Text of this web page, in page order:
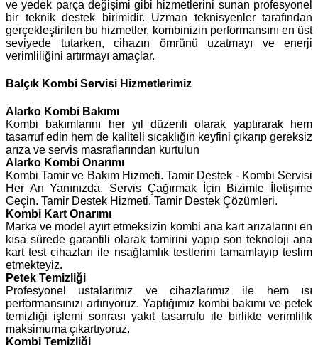
ve yedek parça değişimi gibi hizmetlerini sunan profesyonel
bir teknik destek birimidir. Uzman teknisyenler tarafından
gerçekleştirilen bu hizmetler, kombinizin performansını en üst
seviyede tutarken, cihazın ömrünü uzatmayı ve enerji
verimliliğini artırmayı amaçlar.
Balçık Kombi Servisi Hizmetlerimiz
Alarko Kombi Bakımı
Kombi bakımlarını her yıl düzenli olarak yaptırarak hem
tasarruf edin hem de kaliteli sıcaklığın keyfini çıkarıp gereksiz
arıza ve servis masraflarından kurtulun
Alarko Kombi Onarımı
Kombi Tamir ve Bakım Hizmeti. Tamir Destek - Kombi Servisi
Her An Yanınızda. Servis Çağırmak İçin Bizimle İletişime
Geçin. Tamir Destek Hizmeti. Tamir Destek Çözümleri.
Kombi Kart Onarımı
Marka ve model ayırt etmeksizin kombi ana kart arızalarını en
kısa sürede garantili olarak tamirini yapıp son teknoloji ana
kart test cihazları ile nsağlamlık testlerini tamamlayıp teslim
etmekteyiz.
Petek Temizliği
Profesyonel ustalarımız ve cihazlarımız ile hem ısı
performansınızı artırıyoruz. Yaptığımız kombi bakımı ve petek
temizliği işlemi sonrası yakıt tasarrufu ile birlikte verimlilik
maksimuma çıkartıyoruz.
Kombi Temizliği